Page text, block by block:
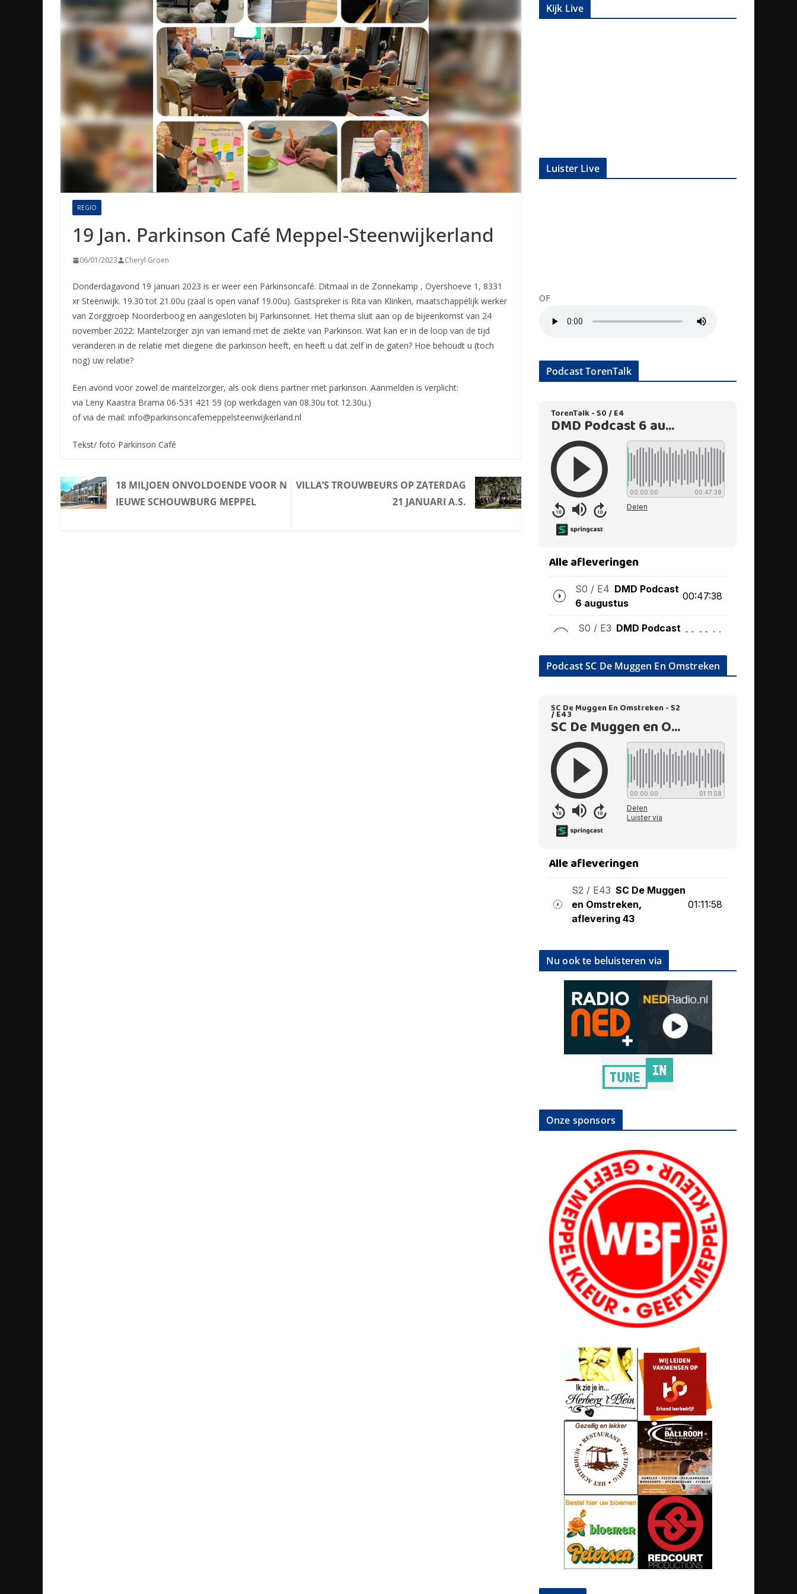
REGIO
19 Jan. Parkinson Café Meppel-Steenwijkerland
06/01/2023 Cheryl Groen
Donderdagavond 19 januari 2023 is er weer een Parkinsoncafé. Ditmaal in de Zonnekamp , Oyershoeve 1, 8331
xr Steenwijk. 19.30 tot 21.00u (zaal is open vanaf 19.00u). Gastspreker is Rita van Klinken, maatschappelijk werker
van Zorggroep Noorderboog en aangesloten bij Parkinsonnet. Het thema sluit aan op de bijeenkomst van 24
november 2022: Mantelzorger zijn van iemand met de ziekte van Parkinson. Wat kan er in de loop van de tijd
veranderen in de relatie met diegene die parkinson heeft, en heeft u dat zelf in de gaten? Hoe behoudt u (toch
nog) uw relatie?
Een avond voor zowel de mantelzorger, als ook diens partner met parkinson. Aanmelden is verplicht:
via Leny Kaastra Brama 06-531 421 59 (op werkdagen van 08.30u tot 12.30u.)
of via de mail: info@parkinsoncafemeppelsteenwijkerland.nl
Tekst/ foto Parkinson Café
18 MILJOEN ONVOLDOENDE VOOR N
IEUWE SCHOUWBURG MEPPEL
VILLA’S TROUWBEURS OP ZATERDAG
21 JANUARI A.S.
Kijk Live
Luister Live
OF
Podcast TorenTalk
Podcast SC De Muggen En Omstreken
Nu ook te beluisteren via
Onze sponsors